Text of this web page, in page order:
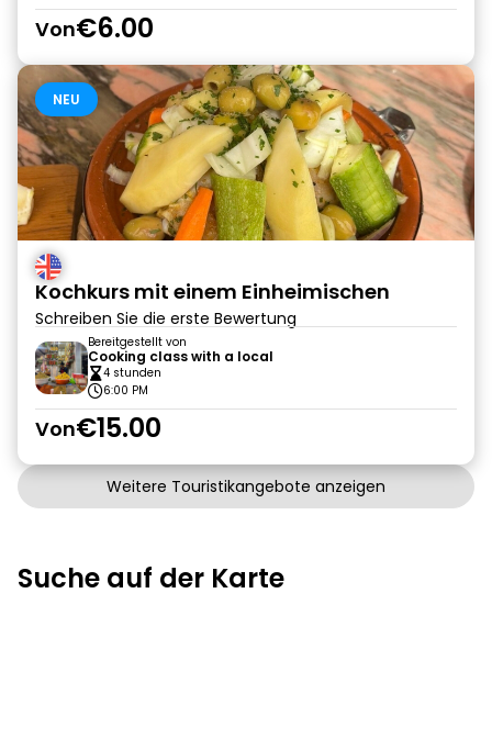
Von€6.00
NEU
Kochkurs mit einem Einheimischen
Schreiben Sie die erste Bewertung
Bereitgestellt von
Cooking class with a local
4 stunden
6:00 PM
Von€15.00
Weitere Touristikangebote anzeigen
Suche auf der Karte